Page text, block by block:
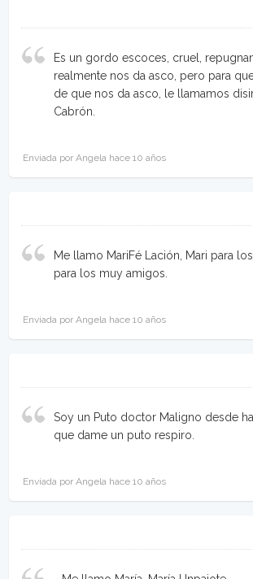
Es un gordo escoces, cruel,
realmente nos da asco, pero para
de que nos da asco, le llamamos
Cabrón.
Enviada por Angela hace 10 años
Me llamo MariFé Lación, Mari para
para los muy amigos.
Enviada por Angela hace 10 años
Soy un Puto doctor Maligno desde
que dame un puto respiro.
Enviada por Angela hace 10 años